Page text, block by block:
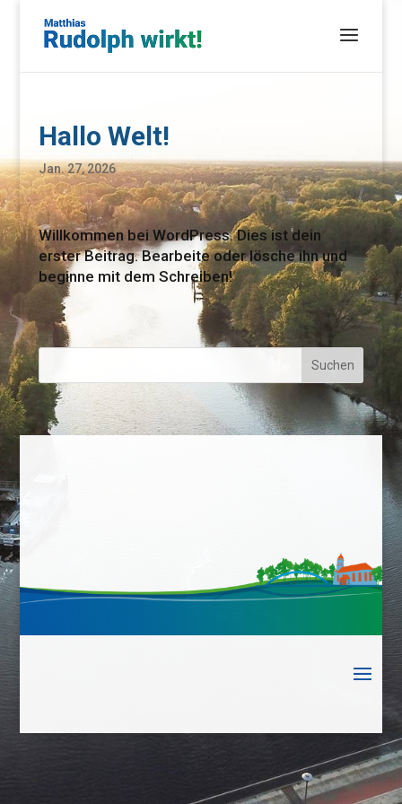
Hallo Welt!
Jan. 27, 2026
Willkommen bei WordPress. Dies ist dein
erster Beitrag. Bearbeite oder lösche ihn und
beginne mit dem Schreiben!
Suchen